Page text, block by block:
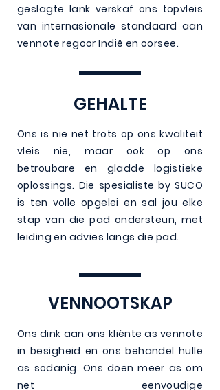
geslagte lank verskaf ons topvleis
van internasionale standaard aan
vennote regoor Indië en oorsee.
GEHALTE
Ons is nie net trots op ons kwaliteit
vleis nie, maar ook op ons
betroubare en gladde logistieke
oplossings. Die spesialiste by SUCO
is ten volle opgelei en sal jou elke
stap van die pad ondersteun, met
leiding en advies langs die pad.
VENNOOTSKAP
Ons dink aan ons kliënte as vennote
in besigheid en ons behandel hulle
as sodanig. Ons doen meer as om
net eenvoudige